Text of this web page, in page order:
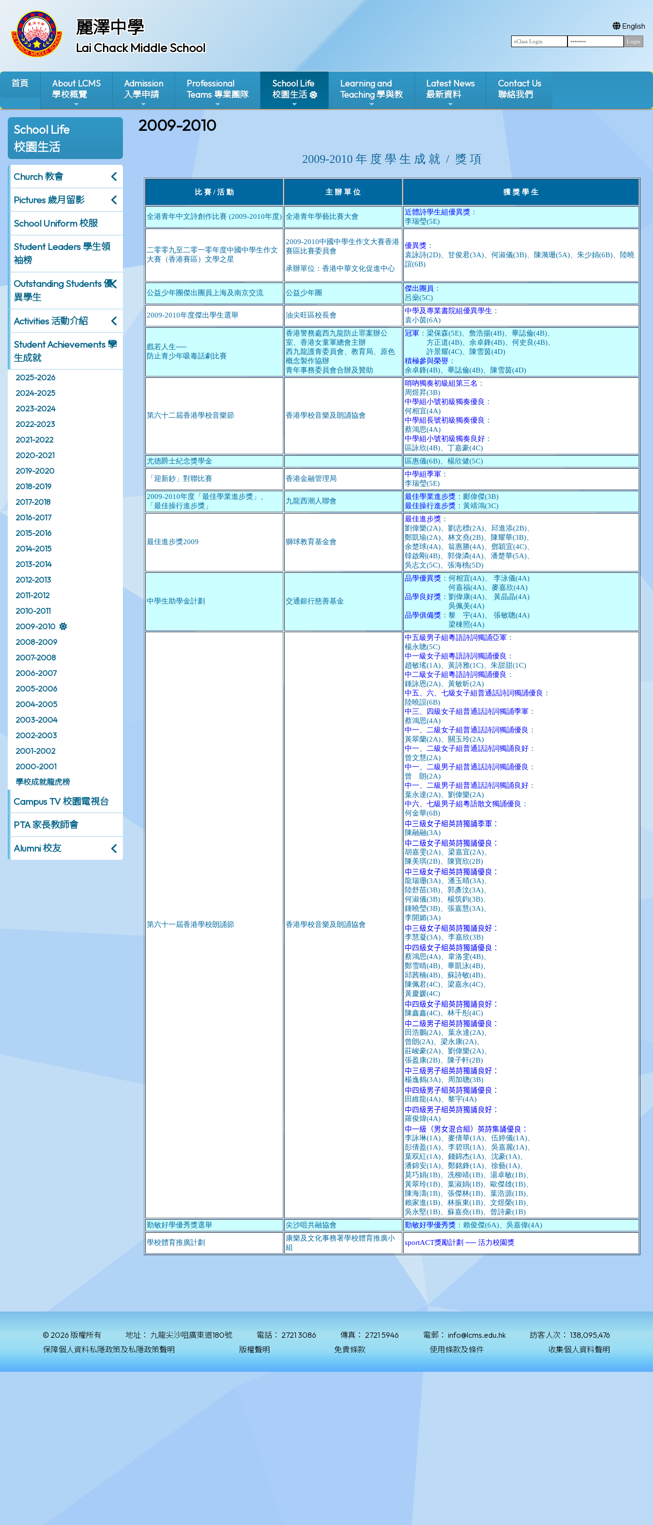
麗澤中學
Lai Chack Middle School
English
首頁
About LCMS
學校概覽
Admission
入學申請
Professional
Teams 專業團隊
School Life
校園生活
Learning and
Teaching 學與教
Latest News
最新資料
Contact Us
聯絡我們
School Life
校園生活
Church 教會
Pictures 歲月留影
School Uniform 校服
Student Leaders 學生領
袖榜
Outstanding Students 優
異學生
Activities 活動介紹
Student Achievements 學
生成就
2025-2026
2024-2025
2023-2024
2022-2023
2021-2022
2020-2021
2019-2020
2018-2019
2017-2018
2016-2017
2015-2016
2014-2015
2013-2014
2012-2013
2011-2012
2010-2011
2009-2010
2008-2009
2007-2008
2006-2007
2005-2006
2004-2005
2003-2004
2002-2003
2001-2002
2000-2001
學校成就龍虎榜
Campus TV 校園電視台
PTA 家長教師會
Alumni 校友
2009-2010
© 2026 版權所有 地址： 九龍尖沙咀廣東道180號 電話： 2721 3086 傳真： 2721 5946 電郵： info@lcms.edu.hk 訪客人次： 138,095,476
保障個人資料私隱政策及私隱政策聲明
版權聲明 免責條款 使用條款及條件 收集個人資料聲明